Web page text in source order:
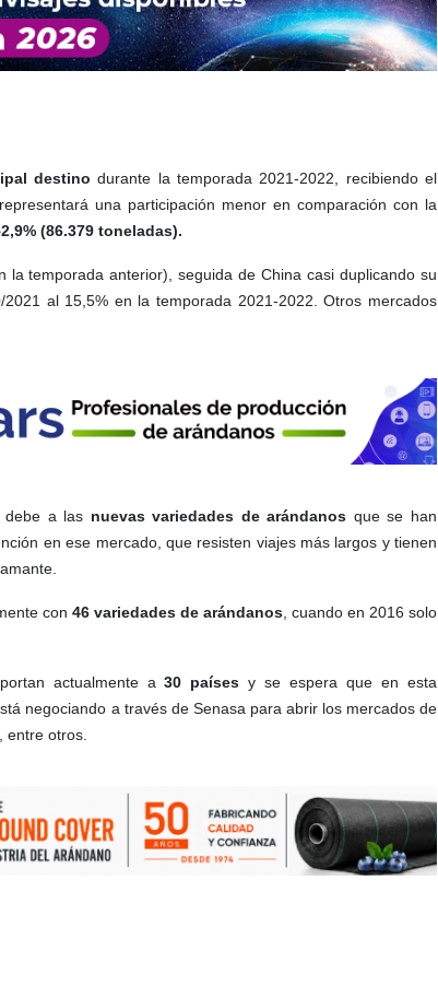
destino durante la temporada 2021-2022, recibiendo el
una participación menor en comparación con la
(86.379 toneladas).
la temporada anterior), seguida de China casi duplicando su
al 15,5% en la temporada 2021-2022. Otros mercados
debe a las nuevas variedades de arándanos que se han
en ese mercado, que resisten viajes más largos y tienen
con 46 variedades de arándanos, cuando en 2016 solo
actualmente a30 países y se espera que en esta
negociando a través de Senasa para abrir los mercados de
entre otros.